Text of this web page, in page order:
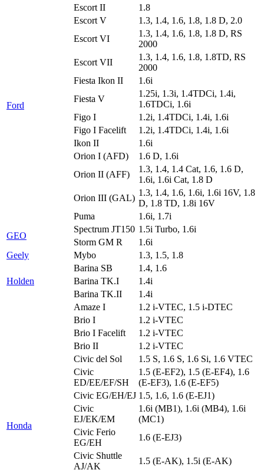
Ford
Escort II
1.8
Escort V
1.3, 1.4, 1.6, 1.8, 1.8 D, 2.0
Escort VI
1.3, 1.4, 1.6, 1.8, 1.8 D, RS
2000
Escort VII
1.3, 1.4, 1.6, 1.8, 1.8TD, RS
2000
Fiesta Ikon II
1.6i
Fiesta V
1.25i, 1.3i, 1.4TDCi, 1.4i,
1.6TDCi, 1.6i
Figo I
1.2i, 1.4TDCi, 1.4i, 1.6i
Figo I Facelift
1.2i, 1.4TDCi, 1.4i, 1.6i
Ikon II
1.6i
Orion I (AFD)
1.6 D, 1.6i
Orion II (AFF)
1.3, 1.4, 1.4 Cat, 1.6, 1.6 D,
1.6i, 1.6i Cat, 1.8 D
Orion III (GAL)
1.3, 1.4, 1.6, 1.6i, 1.6i 16V, 1.8
D, 1.8 TD, 1.8i 16V
Puma
1.6i, 1.7i
GEO
Spectrum JT150 1.5i Turbo, 1.6i
Storm GM R
1.6i
Geely
Mybo 1.3, 1.5, 1.8
Holden
Barina SB
1.4, 1.6
Barina TK.I
1.4i
Barina TK.II
1.4i
Honda
Amaze I
1.2 i-VTEC, 1.5 i-DTEC
Brio I
1.2 i-VTEC
Brio I Facelift
1.2 i-VTEC
Brio II
1.2 i-VTEC
Civic del Sol
1.5 S, 1.6 S, 1.6 Si, 1.6 VTEC
Civic
ED/EE/EF/SH
1.5 (E-EF2), 1.5 (E-EF4), 1.6
(E-EF3), 1.6 (E-EF5)
Civic EG/EH/EJ 1.5, 1.6, 1.6 (E-EJ1)
Civic
EJ/EK/EM
1.6i (MB1), 1.6i (MB4), 1.6i
(MC1)
Civic Ferio
EG/EH
1.6 (E-EJ3)
Civic Shuttle
AJ/AK
1.5 (E-AK), 1.5i (E-AK)